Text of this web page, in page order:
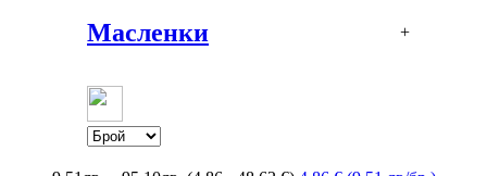
Масленки +